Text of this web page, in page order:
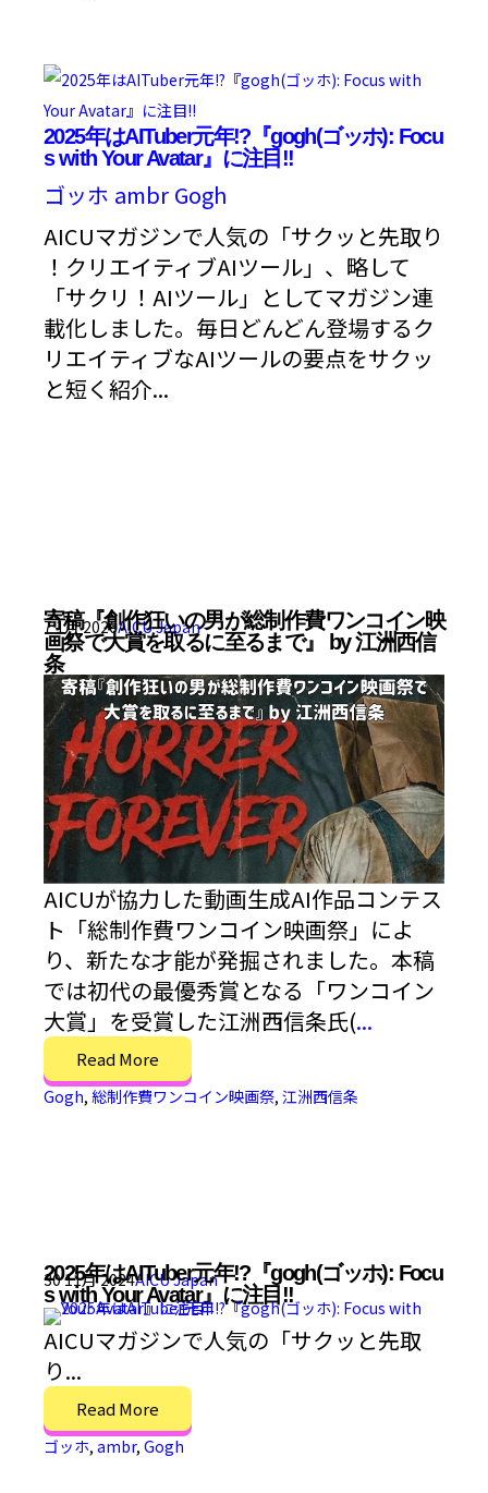
2025年はAITuber元年!?『gogh(ゴッホ): Focu
s with Your Avatar』に注目!!
ゴッホ ambr Gogh
AICUマガジンで人気の「サクッと先取り
！クリエイティブAIツール」、略して
「サクリ！AIツール」としてマガジン連
載化しました。毎日どんどん登場するク
リエイティブなAIツールの要点をサクッ
と短く紹介...
寄稿『創作狂いの男が総制作費ワンコイン映
画祭で大賞を取るに至るまで』 by 江洲西信
条
7 1月 2026AICU Japan
AICUが協力した動画生成AI作品コンテス
ト「総制作費ワンコイン映画祭」によ
り、新たな才能が発掘されました。本稿
では初代の最優秀賞となる「ワンコイン
大賞」を受賞した江洲西信条氏(...
Read More
Gogh, 総制作費ワンコイン映画祭, 江洲西信条
2025年はAITuber元年!?『gogh(ゴッホ): Focu
s with Your Avatar』に注目!!
30 11月 2024AICU Japan
AICUマガジンで人気の「サクッと先取
り...
Read More
ゴッホ, ambr, Gogh